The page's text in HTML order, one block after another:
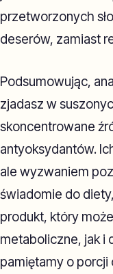
przetworzonych
deserów, zamiast
Podsumowując,
zjadasz w
skoncentrowane
antyoksydantów.
ale wyzwaniem
świadomie do
produkt, który
metaboliczne, jak i
pamiętamy o